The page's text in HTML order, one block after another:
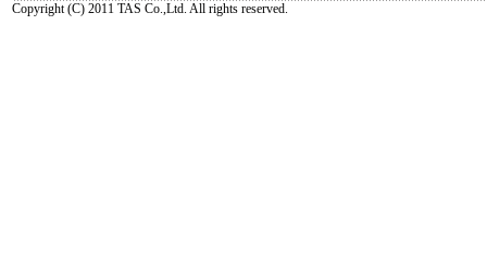
Copyright (C) 2011 TAS Co.,Ltd. All rights reserved.